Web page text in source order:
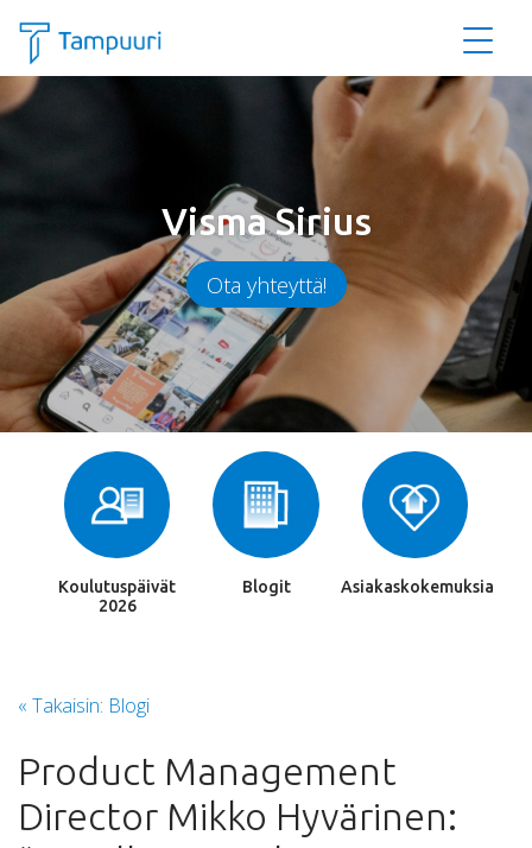
Visma Sirius
Ota yhteyttä!
Koulutuspäivät
2026
Blogit Asiakaskokemuksia
« Takaisin: Blogi
Product Management
Director Mikko Hyvärinen: